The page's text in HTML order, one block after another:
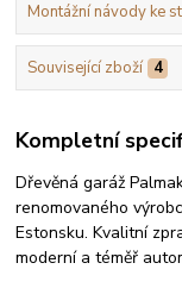
Montážní návody ke
Související zboží 4
Kompletní
Dřevěná garáž
renomovaného
Estonsku. Kvalitní
moderní a téměř